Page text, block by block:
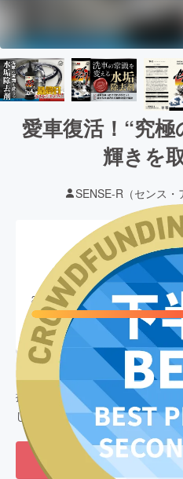
愛車復活！“究
輝きを
SENSE-R（センス・
現在の
2,502%達成
目標金額500,000円
このプロジェクトは、 2025/04/12
援により 12,514,971 円の資金を
しました
もう一度プロジェク